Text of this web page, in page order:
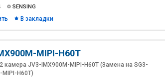
SENSING
В закладки
MIPI-H60T
камера JV3-IMX900M-MIPI-H60T (Замена на SG3-
MIPI-H60T)